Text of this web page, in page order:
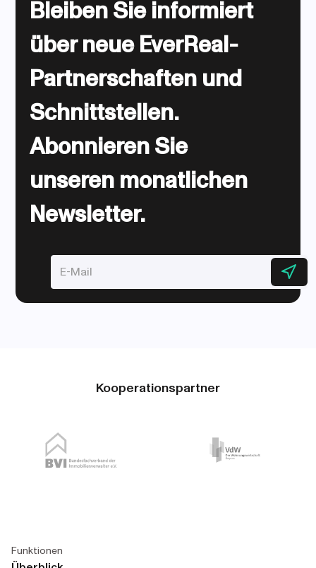
Bleiben Sie informiert
über neue EverReal-
Partnerschaften und
Schnittstellen.
Abonnieren Sie
unseren monatlichen
Newsletter.
Kooperationspartner
Funktionen